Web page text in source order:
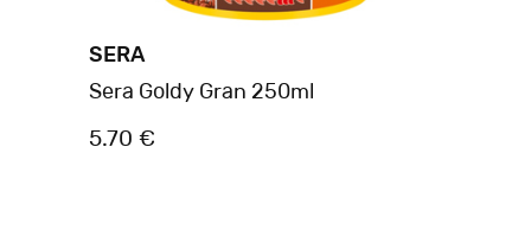
SERA
Sera Goldy Gran 250ml
5.70 €